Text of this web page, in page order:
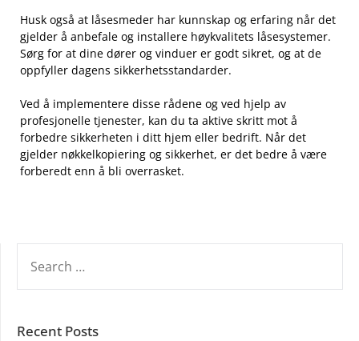
Husk ⁢også at⁤ låsesmeder har kunnskap og erfaring når det
gjelder å anbefale og installere høykvalitets låsesystemer.
Sørg for‍ at dine⁤ dører og ‍vinduer ⁣er godt sikret, og at de
oppfyller dagens sikkerhetsstandarder.
Ved å implementere disse rådene⁣ og ved hjelp av
‍profesjonelle tjenester, kan du​ ta aktive⁢ skritt mot å
forbedre sikkerheten i ditt hjem eller bedrift. Når det
gjelder nøkkelkopiering og sikkerhet, ⁢er det ​bedre ⁣å være
forberedt ⁣enn‍ å bli overrasket.⁢
FOR:
Recent Posts